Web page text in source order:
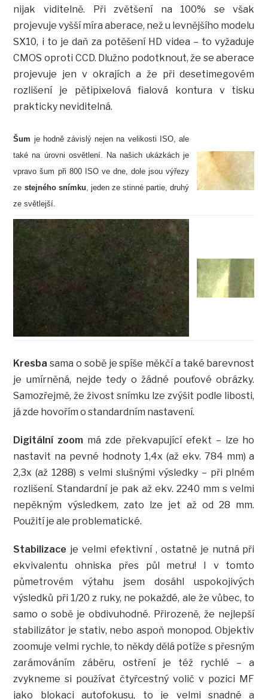
nijak viditelně. Při zvětšení na 100% se však
projevuje vyšší míra aberace, než u levnějšího modelu
SX10, i to je daň za potěšení HD videa – to vyžaduje
CMOS oproti CCD. Dlužno podotknout, že se aberace
projevuje jen v okrajích a že při desetimegovém
rozlišení je pětipixelová fialová kontura v tisku
prakticky neviditelná.
Šum je hodně závislý nejen na velikosti ISO, ale
také na úrovni osvětlení. Na našich ukázkách je
vpravo šum při 800 ISO ve dne, dole jsou výřezy
ze stejného snímku, jeden ze stinné partie, druhý
ze světlejší.
Kresba sama o sobě je spíše měkčí a také barevnost
je umírněná, nejde tedy o žádné pouťové obrázky.
Samozřejmě, že živost snímku lze zvýšit podle libosti,
já zde hovořím o standardním nastavení.
Digitální zoom má zde překvapující efekt – lze ho
nastavit na pevné hodnoty 1,4x (až ekv. 784 mm) a
2,3x (až 1288) s velmi slušnými výsledky – při plném
rozlišení. Standardní je pak až ekv. 2240 mm s velmi
nepěkným výsledkem, zato lze jet až od 28 mm.
Použití je ale problematické.
Stabilizace je velmi efektivní , ostatně je nutná při
ekvivalentu ohniska přes půl metru! I v tomto
půmetrovém výtahu jsem dosáhl uspokojivých
výsledků při 1/20 z ruky, ne pokaždé, ale že vůbec, to
samo o sobě je obdivuhodné. Přirozeně, že nejlepší
stabilizátor je stativ, nebo aspoň monopod. Objektiv
zoomuje velmi rychle, to někdy dělá potíže s přesným
zarámováním záběru, ostření je též rychlé – a
zvykneme si používat čtyřcestný volič v pozici MF
jako blokaci autofokusu, to je velmi snadné a